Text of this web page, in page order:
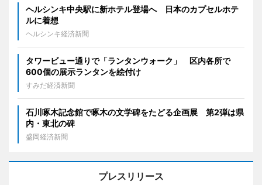
ヘルシンキ中央駅に新ホテル登場へ 日本のカプセルホテ
ルに着想
ヘルシンキ経済新聞
タワービュー通りで「ランタンウォーク」 区内各所で
600個の展示ランタンを絵付け
すみだ経済新聞
石川啄木記念館で啄木の文学碑をたどる企画展 第2弾は県
内・東北の碑
盛岡経済新聞
プレスリリース